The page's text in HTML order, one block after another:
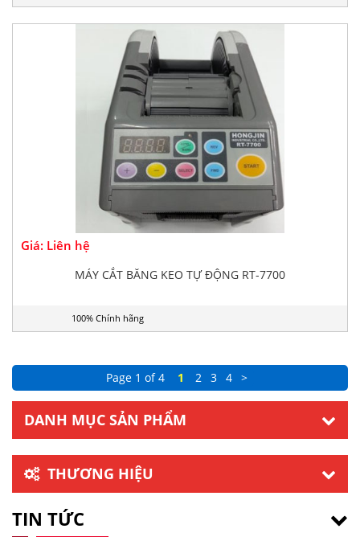
Giá: Liên hệ
MÁY CẮT BĂNG KEO TỰ ĐỘNG RT-7700
100% Chính hãng
Page 1 of 4 1 2 3 4 >
DANH MỤC SẢN PHẨM
THƯƠNG HIỆU
TIN TỨC